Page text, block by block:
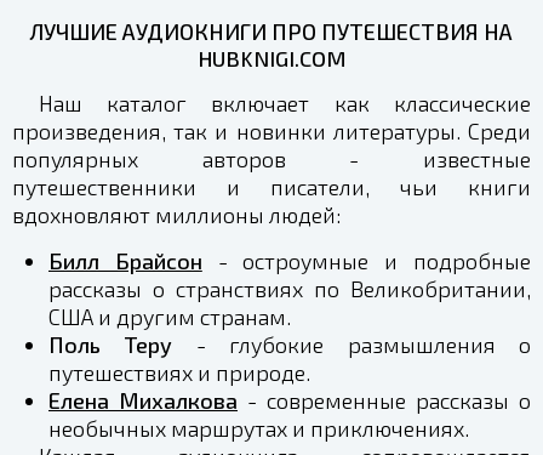
ЛУЧШИЕ АУДИОКНИГИ ПРО ПУТЕШЕСТВИЯ НА
HUBKNIGI.COM
Наш каталог включает как классические
произведения, так и новинки литературы. Среди
популярных авторов - известные
путешественники и писатели, чьи книги
вдохновляют миллионы людей:
Билл Брайсон - остроумные и подробные
рассказы о странствиях по Великобритании,
США и другим странам.
Поль Теру - глубокие размышления о
путешествиях и природе.
Елена Михалкова - современные рассказы о
необычных маршрутах и приключениях.